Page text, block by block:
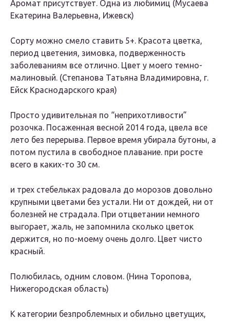
Аромат присутствует. Одна из любимиц (Мусаева
Екатерина Валерьевна, Ижевск)
Сорту можно смело ставить 5+. Красота цветка,
период цветения, зимовка, подверженность
заболеваниям все отлично. Цвет у моего темно-
малиновый. (Степанова Татьяна Владимировна, г.
Ейск Краснодарского края)
Просто удивительная по “неприхотливости”
розочка. Посаженная весной 2014 года, цвела все
лето без перерыва. Первое время убирала бутоны, а
потом пустила в свободное плавание. при росте
всего в каких-то 30 см.
и трех стебельках радовала до морозов довольно
крупными цветами без устали. Ни от дождей, ни от
болезней не страдала. При отцветании немного
выгорает, жаль, не запомнила сколько цветок
держится, но по-моему очень долго. Цвет чисто
красный.
Полюбилась, одним словом. (Нина Торопова,
Нижегородская область)
К категории безпроблемных и обильно цветущих,